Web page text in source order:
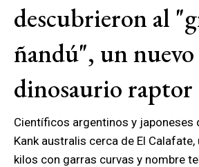
descubrieron al
ñandú", un nuevo
dinosaurio raptor
Científicos argentinos y japoneses
Kank australis cerca de El
kilos con garras curvas y nombre